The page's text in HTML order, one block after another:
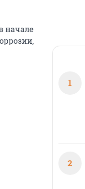
начале
1
2